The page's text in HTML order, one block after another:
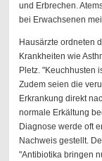
und Erbrechen.
bei Erwachsenen
Hausärzte ordneten
Krankheiten wie
Pletz. "Keuchhusten
Zudem seien die
Erkrankung direkt
normale Erkältung
Diagnose werde oft
Nachweis gestellt.
"Antibiotika bringen